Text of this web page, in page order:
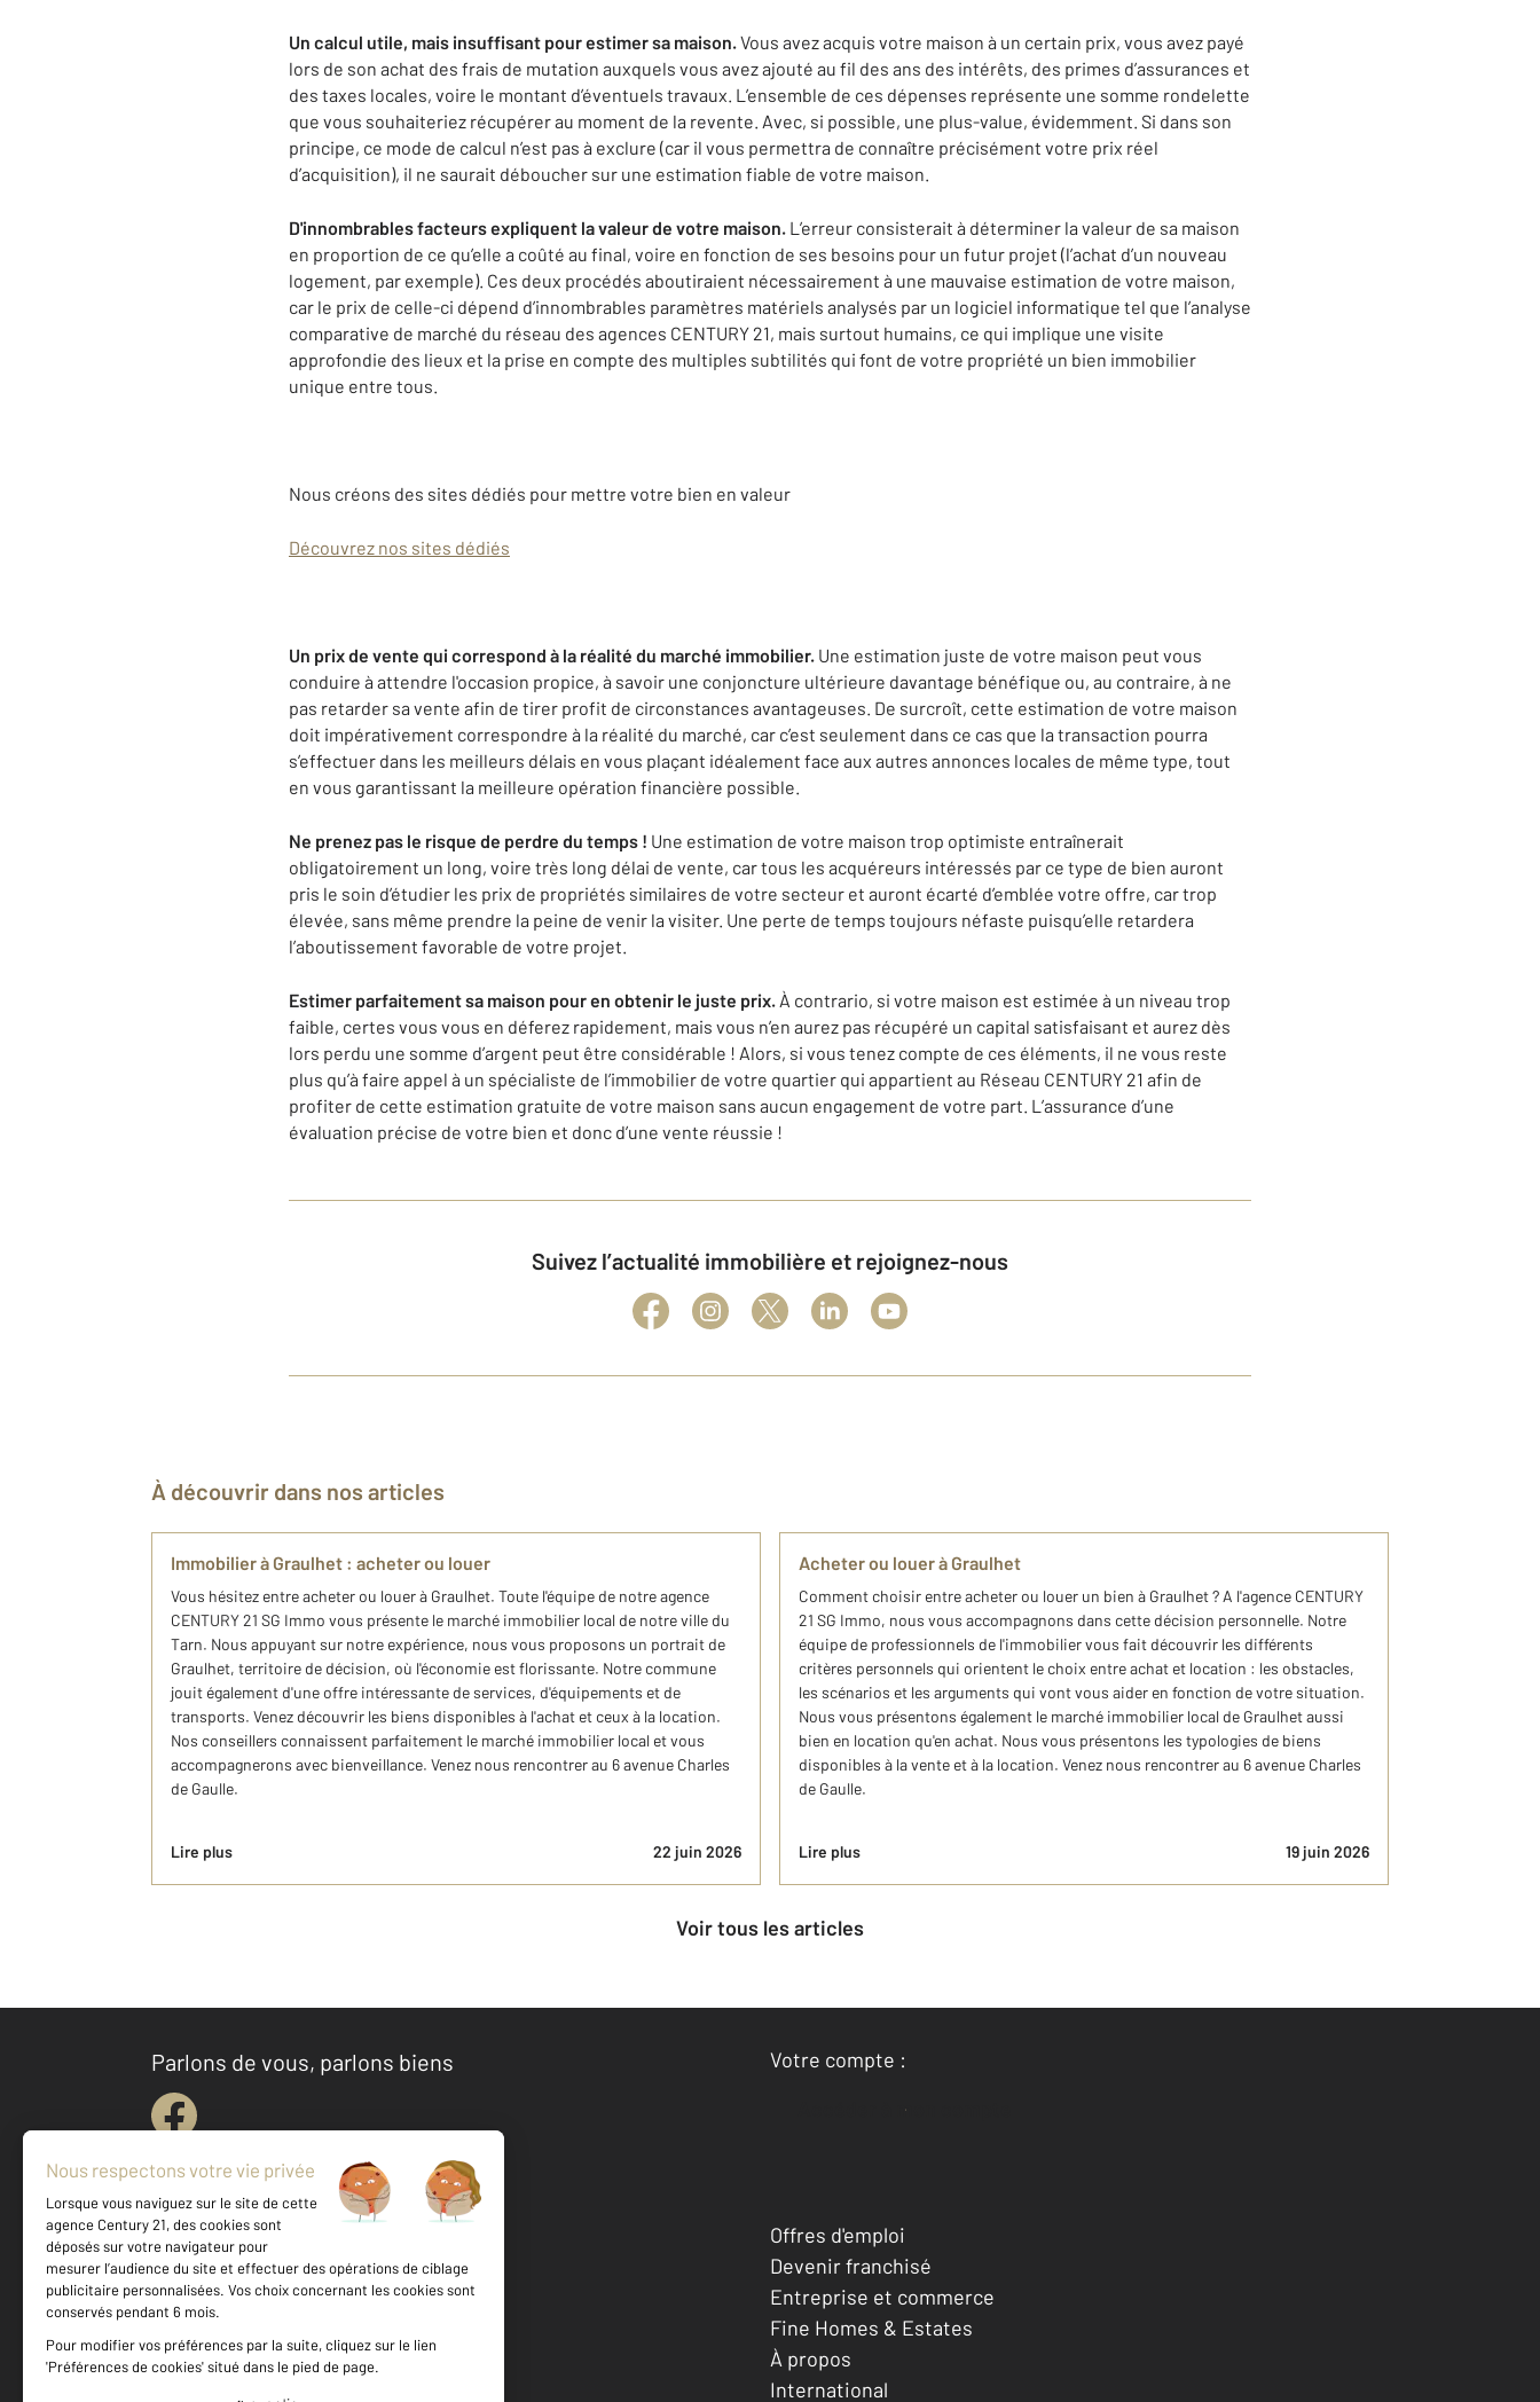
Un calcul utile, mais insuffisant pour estimer sa maison.Vous avez acquis votre maison à un certain prix, vous avez payé
lors de son achat des frais de mutation auxquels vous avez ajouté au fil des ans des intérêts, des primes d’assurances et
des taxes locales, voire le montant d’éventuels travaux. L’ensemble de ces dépenses représente une somme rondelette
que vous souhaiteriez récupérer au moment de la revente. Avec, si possible, une plus-value, évidemment. Si dans son
principe, ce mode de calcul n’est pas à exclure (car il vous permettra de connaître précisément votre prix réel
d’acquisition), il ne saurait déboucher sur une estimation fiable de votre maison.
D'innombrables facteurs expliquent la valeur de votre maison. L’erreur consisterait à déterminer la valeur de sa maison
en proportion de ce qu’elle a coûté au final, voire en fonction de ses besoins pour un futur projet (l’achat d’un nouveau
logement, par exemple). Ces deux procédés aboutiraient nécessairement à une mauvaise estimation de votre maison,
car le prix de celle-ci dépend d’innombrables paramètres matériels analysés par un logiciel informatique tel que l’analyse
comparative de marché du réseau des agences CENTURY 21, mais surtout humains, ce qui implique une visite
approfondie des lieux et la prise en compte des multiples subtilités qui font de votre propriété un bien immobilier
unique entre tous.
Nous créons des sites dédiés pour mettre votre bien en valeur
Découvrez nos sites dédiés
Un prix de vente qui correspond à la réalité du marché immobilier. Une estimation juste de votre maison peut vous
conduire à attendre l'occasion propice, à savoir une conjoncture ultérieure davantage bénéfique ou, au contraire, à ne
pas retarder sa vente afin de tirer profit de circonstances avantageuses. De surcroît, cette estimation de votre maison
doit impérativement correspondre à la réalité du marché, car c’est seulement dans ce cas que la transaction pourra
s’effectuer dans les meilleurs délais en vous plaçant idéalement face aux autres annonces locales de même type, tout
en vous garantissant la meilleure opération financière possible.
Ne prenez pas le risque de perdre du temps ! Une estimation de votre maison trop optimiste entraînerait
obligatoirement un long, voire très long délai de vente, car tous les acquéreurs intéressés par ce type de bien auront
pris le soin d’étudier les prix de propriétés similaires de votre secteur et auront écarté d’emblée votre offre, car trop
élevée, sans même prendre la peine de venir la visiter. Une perte de temps toujours néfaste puisqu’elle retardera
l’aboutissement favorable de votre projet.
Estimer parfaitement sa maison pour en obtenir le juste prix. À contrario, si votre maison est estimée à un niveau trop
faible, certes vous vous en déferez rapidement, mais vous n’en aurez pas récupéré un capital satisfaisant et aurez dès
lors perdu une somme d’argent peut être considérable ! Alors, si vous tenez compte de ces éléments, il ne vous reste
plus qu’à faire appel à un spécialiste de l’immobilier de votre quartier qui appartient au Réseau CENTURY 21 afin de
profiter de cette estimation gratuite de votre maison sans aucun engagement de votre part. L’assurance d’une
évaluation précise de votre bien et donc d’une vente réussie !
Suivez l’actualité immobilière et rejoignez-nous
À découvrir dans nos articles
Immobilier à Graulhet : acheter ou louer
Vous hésitez entre acheter ou louer à Graulhet. Toute l'équipe de notre agence
CENTURY 21 SG Immo vous présente le marché immobilier local de notre ville du
Tarn. Nous appuyant sur notre expérience, nous vous proposons un portrait de
Graulhet, territoire de décision, où l'économie est florissante. Notre commune
jouit également d'une offre intéressante de services, d'équipements et de
transports. Venez découvrir les biens disponibles à l'achat et ceux à la location.
Nos conseillers connaissent parfaitement le marché immobilier local et vous
accompagnerons avec bienveillance. Venez nous rencontrer au 6 avenue Charles
de Gaulle.
Lire plus 22 juin 2026
Acheter ou louer à Graulhet
Comment choisir entre acheter ou louer un bien à Graulhet ? A l'agence CENTURY
21 SG Immo, nous vous accompagnons dans cette décision personnelle. Notre
équipe de professionnels de l'immobilier vous fait découvrir les différents
critères personnels qui orientent le choix entre achat et location : les obstacles,
les scénarios et les arguments qui vont vous aider en fonction de votre situation.
Nous vous présentons également le marché immobilier local de Graulhet aussi
bien en location qu'en achat. Nous vous présentons les typologies de biens
disponibles à la vente et à la location. Venez nous rencontrer au 6 avenue Charles
de Gaulle.
Lire plus 19 juin 2026
Voir tous les articles
Parlons de vous, parlons biens
Votre compte :
Accéder à mon compte
Votre agence est notée
Achat
Location
Offres d'emploi
Devenir franchisé
Entreprise et commerce
Fine Homes & Estates
À propos
International